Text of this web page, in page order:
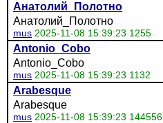
Анатолий_Полотно
Анатолий_Полотно
mus 2025-11-08 15:39:23 1255
Antonio_Cobo
Antonio_Cobo
mus 2025-11-08 15:39:23 1132
Arabesque
Arabesque
mus 2025-11-08 15:39:23 144556